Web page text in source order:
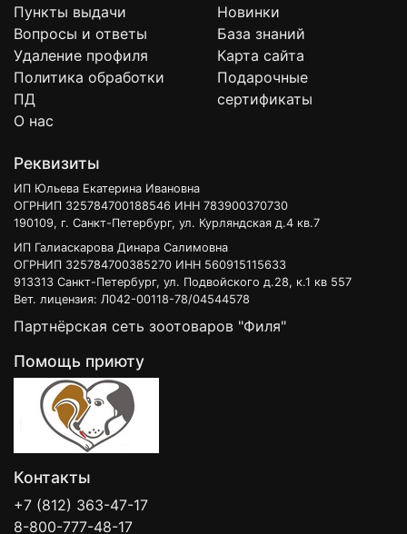
Пункты выдачи
Вопросы и ответы
Удаление профиля
Политика обработки
ПД
О нас
Новинки
База знаний
Карта сайта
Подарочные
сертификаты
Реквизиты
ИП Юльева Екатерина Ивановна
ОГРНИП 325784700188546 ИНН 783900370730
190109, г. Санкт-Петербург, ул. Курляндская д.4 кв.7
ИП Галиаскарова Динара Салимовна
ОГРНИП 325784700385270 ИНН 560915115633
913313 Санкт-Петербург, ул. Подвойского д.28, к.1 кв 557
Вет. лицензия: Л042-00118-78/04544578
Партнёрская сеть зоотоваров "Филя"
Помощь приюту
Контакты
+7 (812) 363-47-17
8-800-777-48-17